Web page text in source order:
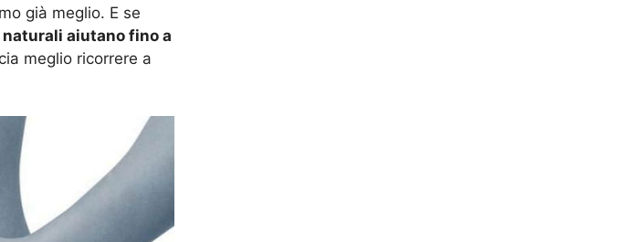
già meglio. E se
aiutano fino a
meglio ricorrere a